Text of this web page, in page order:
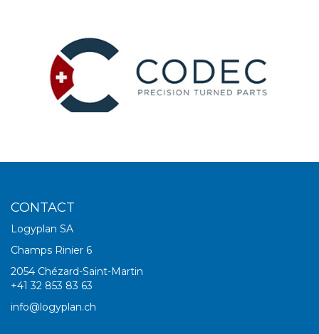
www.codecsa.ch
CONTACT
Logyplan SA
Champs Rinier 6
2054 Chézard-Saint-Martin
+41 32 853 83 63
info@logyplan.ch